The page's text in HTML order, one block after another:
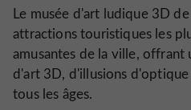
Le musée d'art ludique 3D
attractions touristiques les
amusantes de la ville, offrant
d'art 3D, d'illusions
tous les âges.